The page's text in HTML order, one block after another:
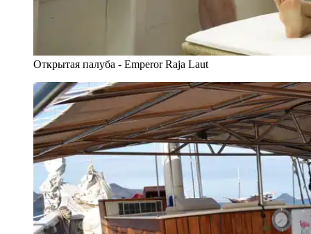
Открытая палуба - Emperor Raja Laut